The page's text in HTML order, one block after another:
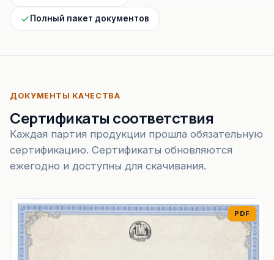
Полный пакет документов
ДОКУМЕНТЫ КАЧЕСТВА
Сертификаты соответствия
Каждая партия продукции прошла обязательную
сертификацию. Сертификаты обновляются
ежегодно и доступны для скачивания.
PDF